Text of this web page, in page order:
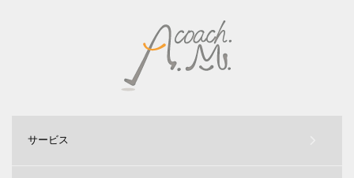
サービス